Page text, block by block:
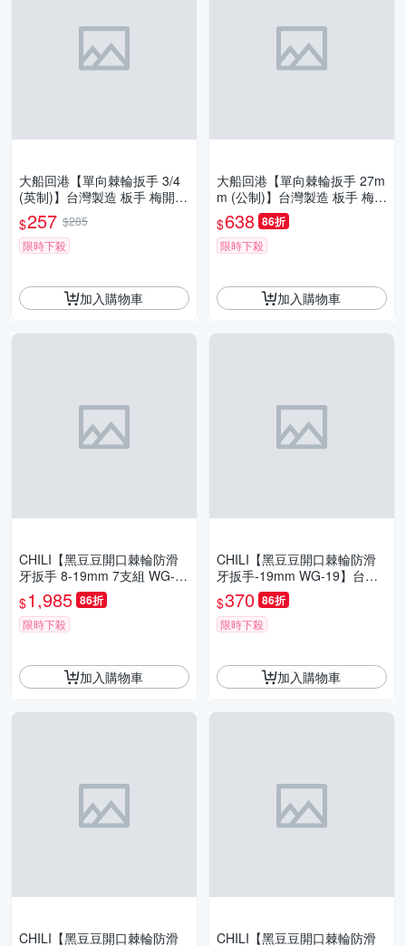
大船回港【單向棘輪扳手 3/4
(英制)】台灣製造 板手 梅開扳
手 梅花扳手 開口扳手 維修工
具
$257 $285
限時下殺
加入購物車
大船回港【單向棘輪扳手 27m
m (公制)】台灣製造 板手 梅開
扳手 梅花扳手 開口扳手 維修
工具
$638 86折
限時下殺
加入購物車
CHILI【黑豆豆開口棘輪防滑
牙扳手 8-19mm 7支組 WG-7
PCS】台灣製 快速扳手 油管
扳手 梅開扳手 板手
$1,985 86折
限時下殺
加入購物車
CHILI【黑豆豆開口棘輪防滑
牙扳手-19mm WG-19】台灣
製 快速扳手 油管扳手 梅花扳
手 梅開扳手 板手
$370 86折
限時下殺
加入購物車
CHILI【黑豆豆開口棘輪防滑
CHILI【黑豆豆開口棘輪防滑